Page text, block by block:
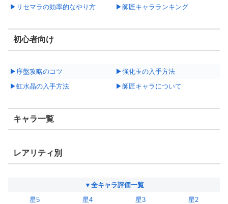
▶リセマラの効率的なやり方
▶師匠キャラランキング
初心者向け
▶序盤攻略のコツ
▶強化玉の入手方法
▶虹水晶の入手方法
▶師匠キャラについて
キャラ一覧
レアリティ別
▼全キャラ評価一覧
星5
星4 星3 星2